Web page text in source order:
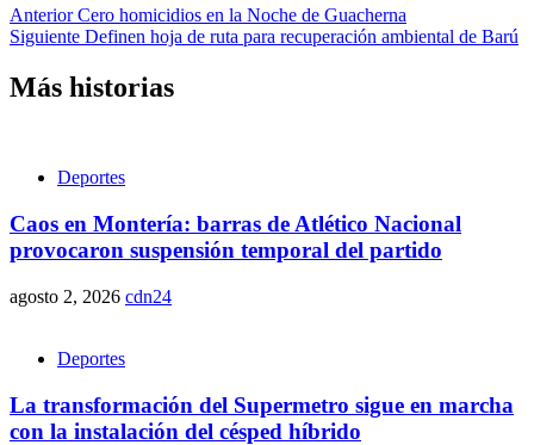
AnteriorCero homicidios en la Noche de Guacherna
Siguiente Definen hoja de ruta para recuperación ambiental de Barú
Más historias
Deportes
Caos en Montería: barras de Atlético Nacional
provocaron suspensión temporal del partido
agosto 2, 2026 cdn24
Deportes
La transformación del Supermetro sigue en marcha
con la instalación del césped híbrido